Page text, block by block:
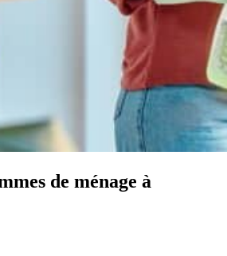
de ménage à